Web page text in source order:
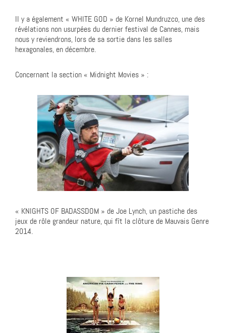
Il y a également « WHITE GOD » de Kornel Mundruzco, une des
révélations non usurpées du dernier festival de Cannes, mais
nous y reviendrons, lors de sa sortie dans les salles
hexagonales, en décembre.
Concernant la section « Midnight Movies » :
« KNIGHTS OF BADASSDOM » de Joe Lynch, un pastiche des
jeux de rôle grandeur nature, qui fît la clôture de Mauvais Genre
2014.